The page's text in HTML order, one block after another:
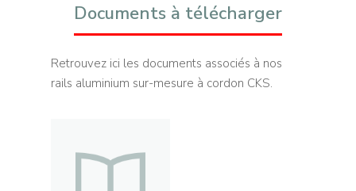
Documents à télécharger
Retrouvez ici les documents associés à nos
rails aluminium sur-mesure à cordon CKS.